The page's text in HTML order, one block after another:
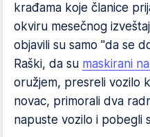
krađama koje članice
okviru mesečnog
objavili su samo "da se
Raški, da su maskirani
oružjem, presreli vozilo
novac, primorali dva
napuste vozilo i pobegli